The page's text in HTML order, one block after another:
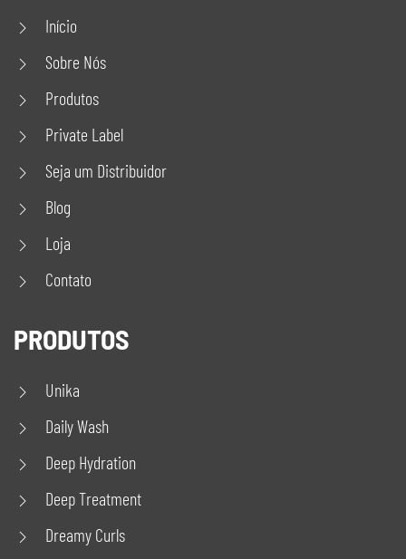
Início
Sobre Nós
Produtos
Private Label
Seja um Distribuidor
Blog
Loja
Contato
PRODUTOS
Unika
Daily Wash
Deep Hydration
Deep Treatment
Dreamy Curls